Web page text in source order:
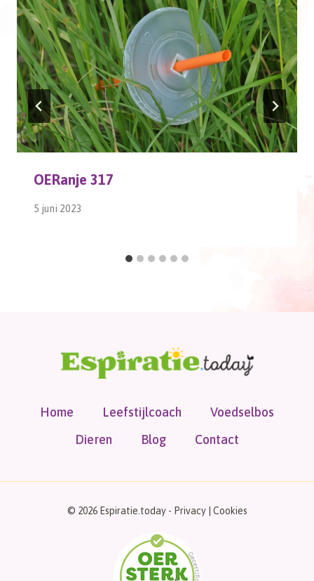
OERanje 317
5 juni 2023
Home Leefstijlcoach
Voedselbos
Dieren
Blog Contact
© 2026 Espiratie.today - Privacy| Cookies